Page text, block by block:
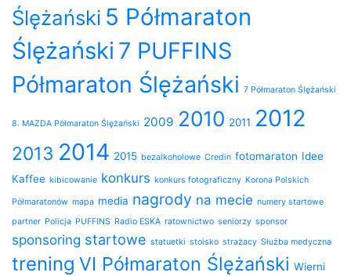
Ślężański 5 Półmaraton
Ślężański 7 PUFFINS
Półmaraton Ślężański 7 Półmaraton Ślężański
8. MAZDA Półmaraton Ślężański 2009 2010 2011 2012
2013 2014 2015 bezalkoholowe Credin fotomaraton Idee
Kaffee kibicowanie konkurs konkurs fotograficzny Korona Polskich
Półmaratonów mapa media nagrody na mecie numery startowe
partner Policja PUFFINS Radio ESKA ratownictwo seniorzy sponsor
sponsoring startowe statuetki stoisko strażacy Służba medyczna
trening VI Półmaraton Ślężański Wierni